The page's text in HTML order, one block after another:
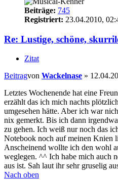
Beiträge: 745
Registriert: 23.04.2010,
Re: Lustige, schöne,
Zitat
Beitragvon Wackelnase »
Letztes Wochenende hat eine
erzählt das ich mich nachts
umgesehen hätte. Aber ich war
nix gemerkt. Bis ich dann
zu gehen. Ich weiß nur noch das
Notebook noch auf meinen Knien
Anscheinend wollte ich den wohl
weglegen. ^^ Ich habe mich auch
aus ist. Sah laut ihr sehr gruselig
Nach oben